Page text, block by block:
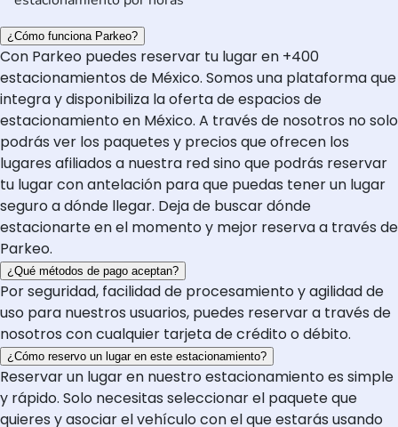
¿Cómo funciona Parkeo?
Con Parkeo puedes reservar tu lugar en +400
estacionamientos de México. Somos una plataforma que
integra y disponibiliza la oferta de espacios de
estacionamiento en México. A través de nosotros no solo
podrás ver los paquetes y precios que ofrecen los
lugares afiliados a nuestra red sino que podrás reservar
tu lugar con antelación para que puedas tener un lugar
seguro a dónde llegar. Deja de buscar dónde
estacionarte en el momento y mejor reserva a través de
Parkeo.
¿Qué métodos de pago aceptan?
Por seguridad, facilidad de procesamiento y agilidad de
uso para nuestros usuarios, puedes reservar a través de
nosotros con cualquier tarjeta de crédito o débito.
¿Cómo reservo un lugar en este estacionamiento?
Reservar un lugar en nuestro estacionamiento es simple
y rápido. Solo necesitas seleccionar el paquete que
quieres y asociar el vehículo con el que estarás usando